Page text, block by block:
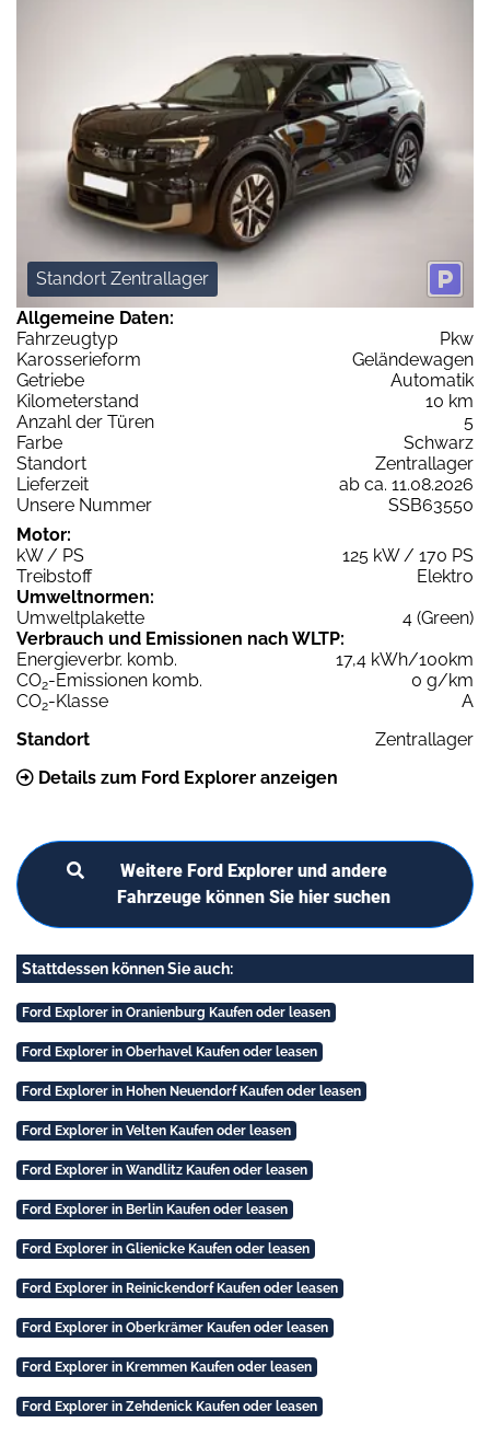
Standort Zentrallager
Allgemeine Daten:
Fahrzeugtyp
Pkw
Karosserieform
Geländewagen
Getriebe
Automatik
Kilometerstand
10 km
Anzahl der Türen
5
Farbe
Schwarz
Standort
Zentrallager
Lieferzeit
ab ca. 11.08.2026
Unsere Nummer
SSB63550
Motor:
kW / PS
125 kW / 170 PS
Treibstoff
Elektro
Umweltnormen:
Umweltplakette
4 (Green)
Verbrauch und Emissionen nach WLTP:
Energieverbr. komb.
17,4 kWh/100km
CO2-Emissionen komb.
0 g/km
CO2-Klasse
A
Standort
Zentrallager
Details zum Ford Explorer anzeigen
Weitere Ford Explorer und andere
Fahrzeuge können Sie hier suchen
Stattdessen können Sie auch:
Ford Explorer in Oranienburg Kaufen oder leasen
Ford Explorer in Oberhavel Kaufen oder leasen
Ford Explorer in Hohen Neuendorf Kaufen oder leasen
Ford Explorer in Velten Kaufen oder leasen
Ford Explorer in Wandlitz Kaufen oder leasen
Ford Explorer in Berlin Kaufen oder leasen
Ford Explorer in Glienicke Kaufen oder leasen
Ford Explorer in Reinickendorf Kaufen oder leasen
Ford Explorer in Oberkrämer Kaufen oder leasen
Ford Explorer in Kremmen Kaufen oder leasen
Ford Explorer in Zehdenick Kaufen oder leasen